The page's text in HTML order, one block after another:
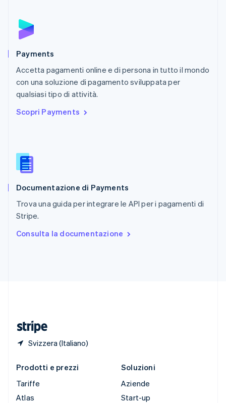
Payments
Accetta pagamenti online e di persona in tutto il mondo
con una soluzione di pagamento sviluppata per
qualsiasi tipo di attività.
Scopri Payments
Documentazione di Payments
Trova una guida per integrare le API per i pagamenti di
Stripe.
Consulta la documentazione
Svizzera (Italiano)
Polonia
English
Português
English简体中文
Regno Unito
English
English
English
Slovacchia
Slovenia
Spagna
Español
English Español简体中文
Prodotti e prezzi
Tariffe
Atlas
Soluzioni
Aziende
Start-up